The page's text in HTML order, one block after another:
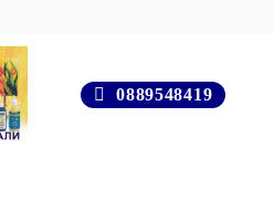
0889548419